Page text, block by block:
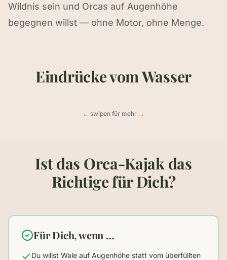
Wildnis sein und Orcas auf Augenhöhe
begegnen willst — ohne Motor, ohne Menge.
Eindrücke vom Wasser
← swipen für mehr →
Ist das Orca-Kajak das
Richtige für Dich?
Für Dich, wenn …
Du willst Wale auf Augenhöhe statt vom überfüllten